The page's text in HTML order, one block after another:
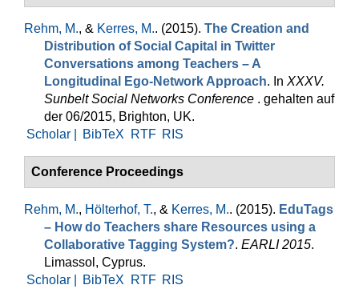
Rehm, M., & Kerres, M.. (2015). The Creation and
Distribution of Social Capital in Twitter
Conversations among Teachers – A
Longitudinal Ego-Network Approach. In XXXV.
Sunbelt Social Networks Conference . gehalten auf
der 06/2015, Brighton, UK.
Scholar |
BibTeX RTF RIS
Conference Proceedings
Rehm, M., Hölterhof, T., & Kerres, M.. (2015). EduTags
– How do Teachers share Resources using a
Collaborative Tagging System?. EARLI 2015.
Limassol, Cyprus.
Scholar |
BibTeX RTF RIS